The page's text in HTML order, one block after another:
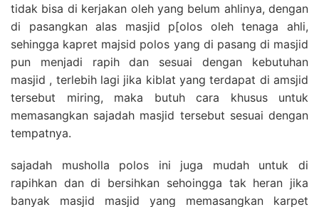
tidak bisa di kerjakan oleh yang belum ahlinya, dengan
di pasangkan alas masjid p[olos oleh tenaga ahli,
sehingga kapret majsid polos yang di pasang di masjid
pun menjadi rapih dan sesuai dengan kebutuhan
masjid , terlebih lagi jika kiblat yang terdapat di amsjid
tersebut miring, maka butuh cara khusus untuk
memasangkan sajadah masjid tersebut sesuai dengan
tempatnya.
sajadah musholla polos ini juga mudah untuk di
rapihkan dan di bersihkan sehoingga tak heran jika
banyak masjid masjid yang memasangkan karpet